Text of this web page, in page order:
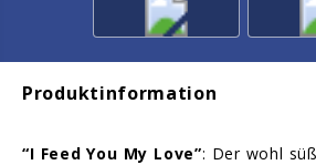
Produktinformation
“I Feed You My Love”: Der wohl